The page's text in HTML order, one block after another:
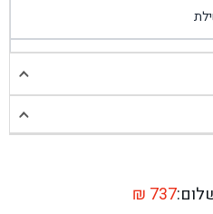
מול כביש 4 - פרדיס
עיילבון - עיילבון
₪ 737